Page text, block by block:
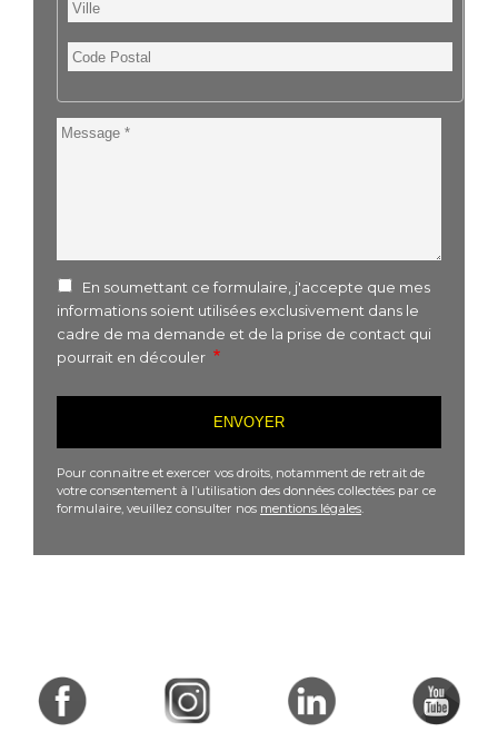
Code
Postal
Message
En soumettant ce formulaire, j'accepte que mes
informations soient utilisées exclusivement dans le
cadre de ma demande et de la prise de contact qui
pourrait en découler
Pour connaitre et exercer vos droits, notamment de retrait de
votre consentement à l’utilisation des données collectées par ce
formulaire, veuillez consulter nos mentions légales